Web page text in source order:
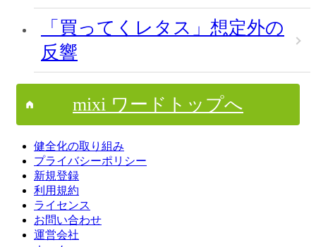
「買ってくレタス」想定外の
反響
mixi ワードトップへ
健全化の取り組み
プライバシーポリシー
新規登録
利用規約
ライセンス
お問い合わせ
運営会社